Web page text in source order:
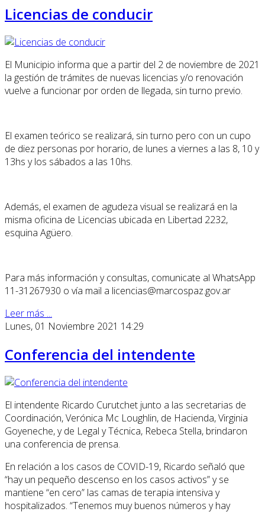
Licencias de conducir
El Municipio informa que a partir del 2 de noviembre de 2021
la gestión de trámites de nuevas licencias y/o renovación
vuelve a funcionar por orden de llegada, sin turno previo.
El examen teórico se realizará, sin turno pero con un cupo
de diez personas por horario, de lunes a viernes a las 8, 10 y
13hs y los sábados a las 10hs.
Además, el examen de agudeza visual se realizará en la
misma oficina de Licencias ubicada en Libertad 2232,
esquina Agüero.
Para más información y consultas, comunicate al WhatsApp
11-31267930 o vía mail a licencias@marcospaz.gov.ar
Leer más ...
Lunes, 01 Noviembre 2021 14:29
Conferencia del intendente
El intendente Ricardo Curutchet junto a las secretarias de
Coordinación, Verónica Mc Loughlin, de Hacienda, Virginia
Goyeneche, y de Legal y Técnica, Rebeca Stella, brindaron
una conferencia de prensa.
En relación a los casos de COVID-19, Ricardo señaló que
“hay un pequeño descenso en los casos activos” y se
mantiene “en cero” las camas de terapia intensiva y
hospitalizados. “Tenemos muy buenos números y hay